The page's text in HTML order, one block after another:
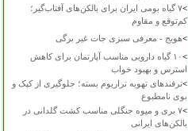
>
۷ گیاه بومی ایران برای بالکن‌های آفتاب‌گیر؛
کم‌توقع و مقاوم
>هویج - معرفی سبزی جات غیر برگی
>
۱۰ گیاه دارویی مناسب آپارتمان برای کاهش
استرس و بهبود خواب
>ترفندهای تهویه تراریوم بسته؛ جلوگیری از کپک و
بوی نامطبوع
>
۷ بری و میوه جنگلی مناسب کشت گلدانی در
بالکن‌های ایرانی